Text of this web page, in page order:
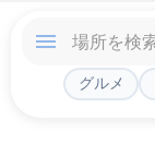
グルメ